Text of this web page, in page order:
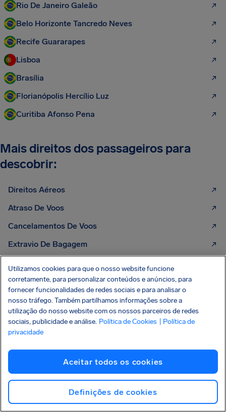
Rio De Janeiro Galeão
Belo Horizonte Tancredo Neves
Recife Guararapes
Lisboa
Brasília
Florianópolis Hercílio Luz
Curitiba Afonso Pena
Mais direitos dos passageiros para
descobrir:
Direitos Aéreos
Atraso De Voos
Cancelamentos De Voos
Extravio De Bagagem
Embarque Recusado
Reembolso De Passagem Aérea
Resolução Nº 400 da ANAC
Atraso De Voo Internacional
Cancelamento De Voo Internacional
CONHEÇA SEUS DIREITOS
Seu guia dos direitos do
Utilizamos cookies para que o nosso website funcione
corretamente, para personalizar conteúdos e anúncios, para
fornecer funcionalidades de redes sociais e para analisar o
nosso tráfego. Também partilhamos informações sobre a
utilização do nosso website com os nossos parceiros de redes
sociais, publicidade e análise. Política de Cookies
| Política de
privacidade
Aceitar todos os cookies
Definições de cookies